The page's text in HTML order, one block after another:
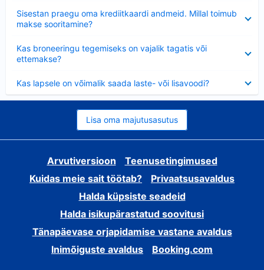
Sisestan praegu oma krediitkaardi andmeid. Millal toimub
makse sooritamine?
Kas broneeringu tegemiseks on vajalik tagatis või
ettemakse?
Kas lapsele on võimalik saada laste- või lisavoodi?
Lisa oma majutusasutus
Arvutiversioon
Teenusetingimused
Kuidas meie sait töötab?
Privaatsusavaldus
Halda küpsiste seadeid
Halda isikupärastatud soovitusi
Tänapäevase orjapidamise vastane avaldus
Inimõiguste avaldus
Booking.com